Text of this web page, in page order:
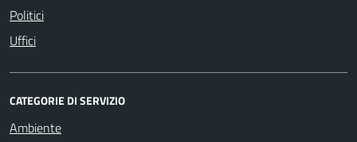
Politici
Uffici
CATEGORIE DI SERVIZIO
Ambiente